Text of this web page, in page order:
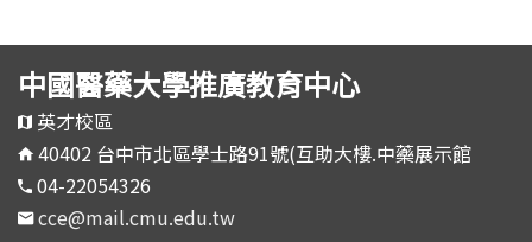
中國醫藥大學推廣教育中心
英才校區
40402 台中市北區學士路91號(互助大樓.中藥展示館
04-22054326
cce@mail.cmu.edu.tw